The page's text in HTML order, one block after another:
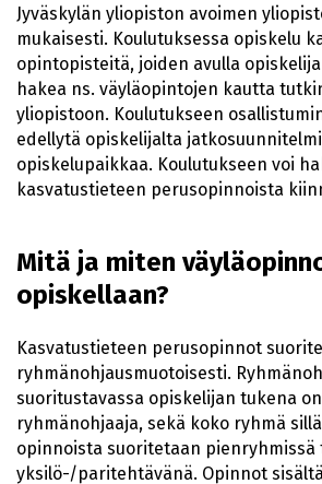
Jyväskylän yliopiston avoimen
mukaisesti. Koulutuksessa opiskelu
opintopisteitä, joiden avulla
hakea ns. väyläopintojen kautta
yliopistoon. Koulutukseen
edellytä opiskelijalta
opiskelupaikkaa. Koulutukseen voi
kasvatustieteen perusopinnoista
Mitä ja miten
opiskellaan?
Kasvatustieteen perusopinnot
ryhmänohjausmuotoisesti.
suoritustavassa opiskelijan tukena
ryhmänohjaaja, sekä koko ryhmä
opinnoista suoritetaan pienryhmissä
yksilö-/paritehtävänä. Opinnot